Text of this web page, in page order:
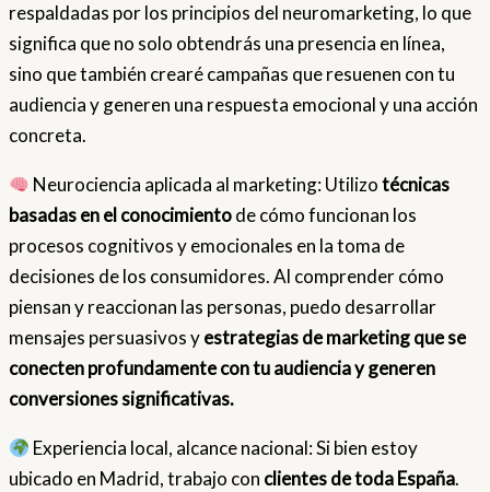
respaldadas por los principios del neuromarketing, lo que
significa que no solo obtendrás una presencia en línea,
sino que también crearé campañas que resuenen con tu
audiencia y generen una respuesta emocional y una acción
concreta.
Neurociencia aplicada al marketing: Utilizotécnicas
basadas en el conocimientode cómo funcionan los
procesos cognitivos y emocionales en la toma de
decisiones de los consumidores. Al comprender cómo
piensan y reaccionan las personas, puedo desarrollar
mensajes persuasivos yestrategias de marketing que se
conecten profundamente con tu audiencia y generen
conversiones significativas.
Experiencia local, alcance nacional: Si bien estoy
ubicado en Madrid, trabajo con clientes de toda España.